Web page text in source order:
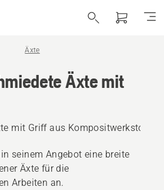
Äxte
Äxte mit
mit Griff aus Kompositwerkstoff
seinem Angebot eine breite
Äxte für die
Arbeiten an.